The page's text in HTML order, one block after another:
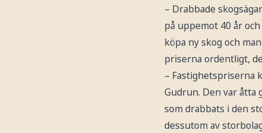
– Drabbade
på uppemot 40 år
köpa ny skog och
priserna ordentligt,
– Fastighetspriserna
Gudrun. Den var åtta
som drabbats i den
dessutom av